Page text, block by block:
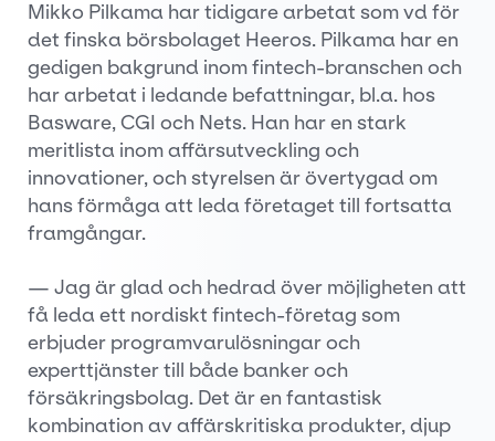
Mikko Pilkama har tidigare arbetat som vd för
det finska börsbolaget Heeros. Pilkama har en
gedigen bakgrund inom fintech-branschen och
har arbetat i ledande befattningar, bl.a. hos
Basware, CGI och Nets. Han har en stark
meritlista inom affärsutveckling och
innovationer, och styrelsen är övertygad om
hans förmåga att leda företaget till fortsatta
framgångar.
— Jag är glad och hedrad över möjligheten att
få leda ett nordiskt fintech-företag som
erbjuder programvarulösningar och
experttjänster till både banker och
försäkringsbolag. Det är en fantastisk
kombination av affärskritiska produkter, djup